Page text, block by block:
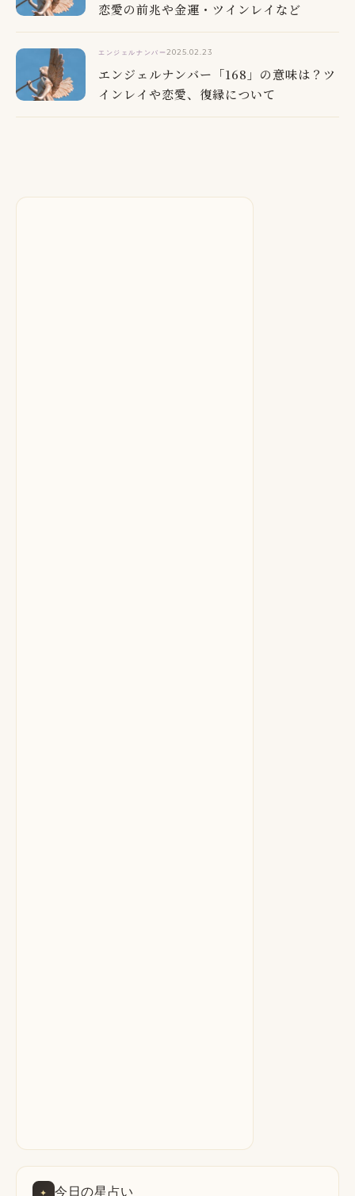
恋愛の前兆や金運・ツインレイなど
エンジェルナンバー2025.02.23
エンジェルナンバー「168」の意味は？ツ
インレイや恋愛、復縁について
✦ 今日の星占い